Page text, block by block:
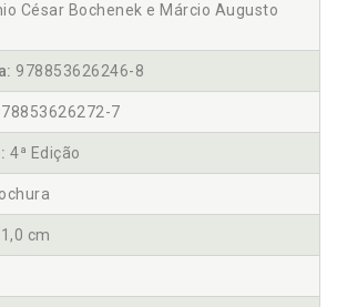
César Bochenek e Márcio Augusto
978853626246-8
7
4ª Edição
cm